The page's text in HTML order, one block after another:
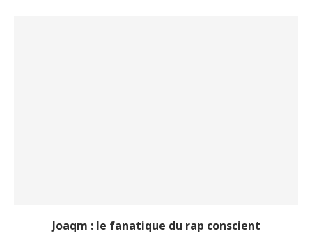
Joaqm : le fanatique du rap conscient